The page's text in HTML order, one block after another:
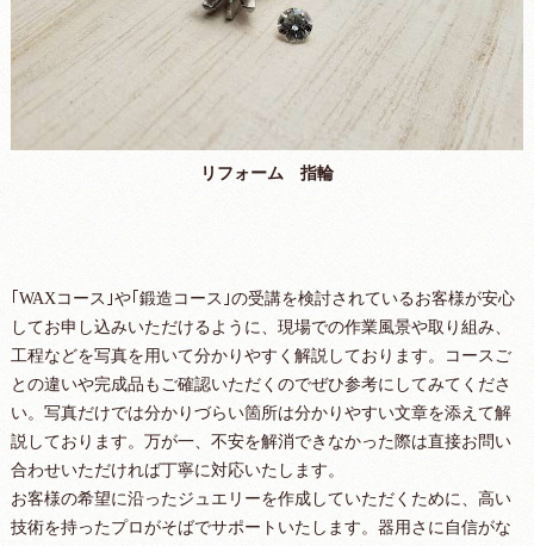
リフォーム 指輪
｢WAXコース｣や｢鍛造コース｣の受講を検討されているお客様が安心
してお申し込みいただけるように、現場での作業風景や取り組み、
工程などを写真を用いて分かりやすく解説しております。コースご
との違いや完成品もご確認いただくのでぜひ参考にしてみてくださ
い。写真だけでは分かりづらい箇所は分かりやすい文章を添えて解
説しております。万が一、不安を解消できなかった際は直接お問い
合わせいただければ丁寧に対応いたします。
お客様の希望に沿ったジュエリーを作成していただくために、高い
技術を持ったプロがそばでサポートいたします。器用さに自信がな